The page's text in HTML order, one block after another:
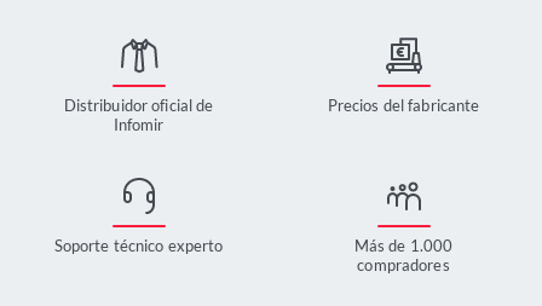
Distribuidor oficial de
Infomir
Precios del fabricante
Soporte técnico experto
Más de 1.000
compradores